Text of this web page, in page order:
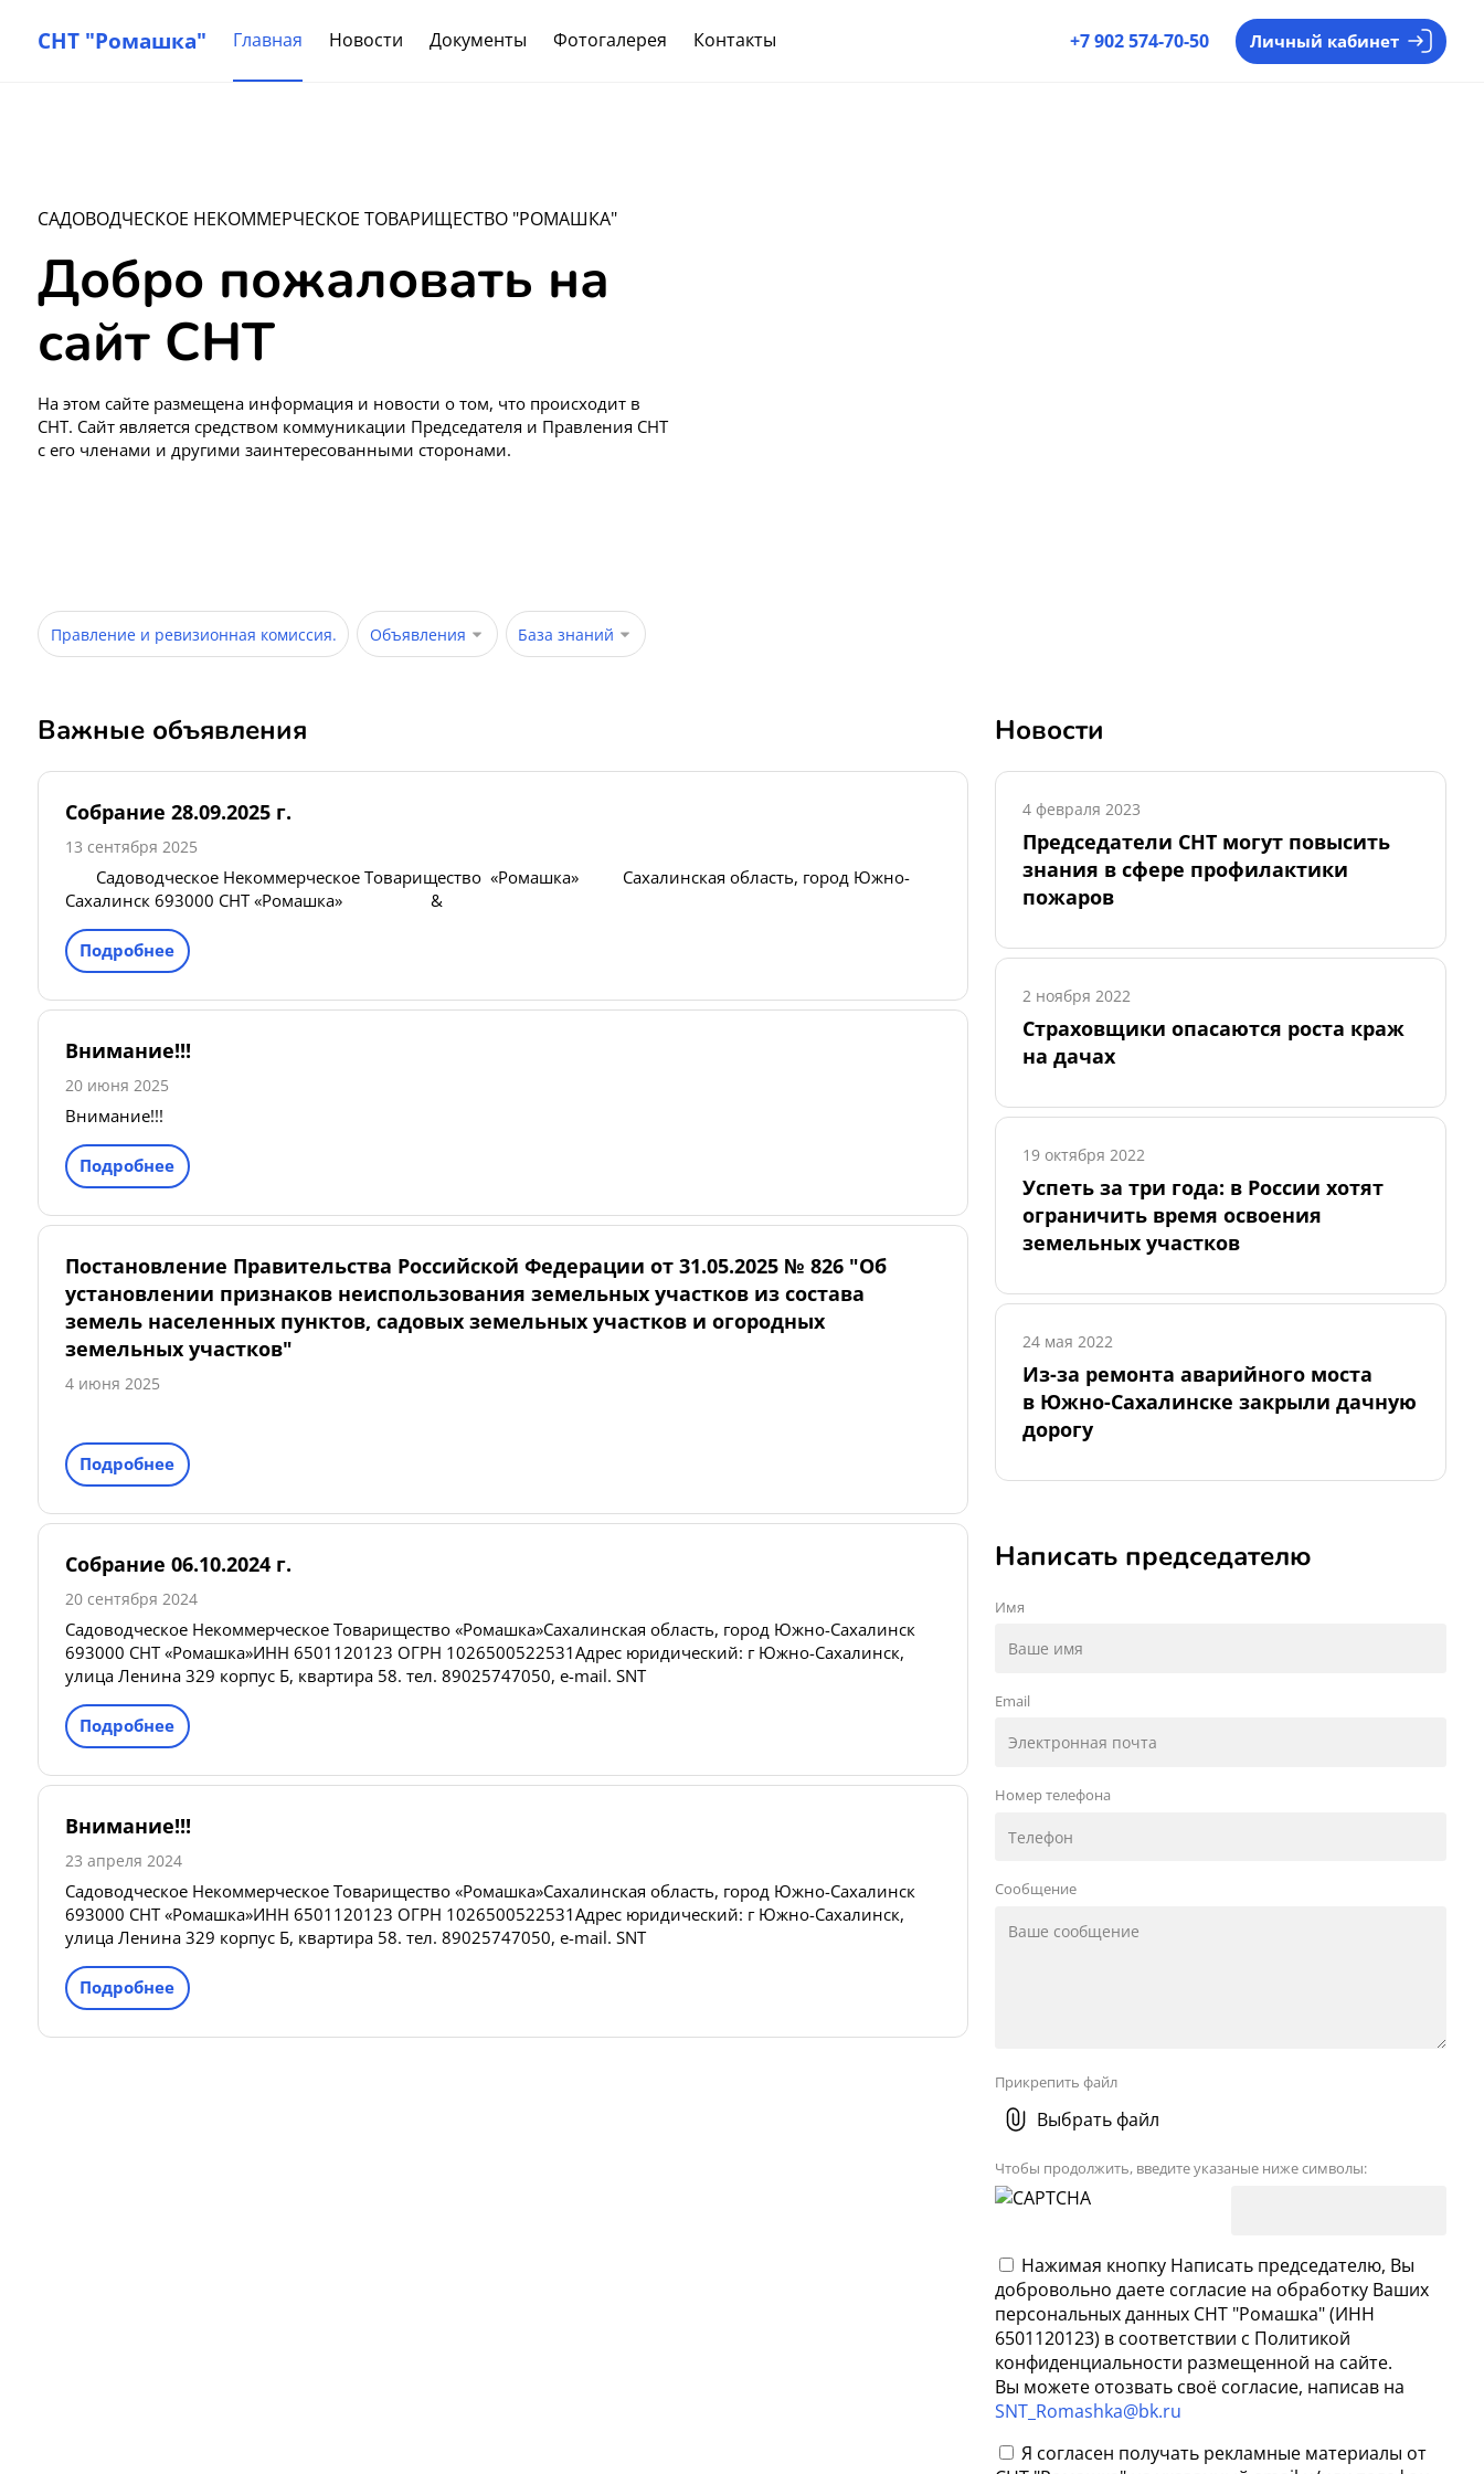
СНТ "Ромашка" Главная Новости Документы Фотогалерея Контакты +7 902 574-70-50 Личный кабинет
САДОВОДЧЕСКОЕ НЕКОММЕРЧЕСКОЕ ТОВАРИЩЕСТВО "РОМАШКА"
Добро пожаловать на
сайт СНТ
На этом сайте размещена информация и новости о том, что происходит в
СНТ. Сайт является средством коммуникации Председателя и Правления СНТ
с его членами и другими заинтересованными сторонами.
Правление и ревизионная комиссия. Объявления База знаний
Важные объявления
Собрание 28.09.2025 г.
13 сентября 2025
Садоводческое Некоммерческое Товарищество «Ромашка» Сахалинская область, город Южно-
Сахалинск 693000 СНТ «Ромашка» &
Подробнее
Внимание!!!
20 июня 2025
Внимание!!!
Подробнее
Постановление Правительства Российской Федерации от 31.05.2025 № 826 "Об
установлении признаков неиспользования земельных участков из состава
земель населенных пунктов, садовых земельных участков и огородных
земельных участков"
4 июня 2025
Подробнее
Собрание 06.10.2024 г.
20 сентября 2024
Садоводческое Некоммерческое Товарищество «Ромашка»Сахалинская область, город Южно-Сахалинск
693000 СНТ «Ромашка»ИНН 6501120123 ОГРН 1026500522531Адрес юридический: г Южно-Сахалинск,
улица Ленина 329 корпус Б, квартира 58. тел. 89025747050, e-mail. SNT
Подробнее
Внимание!!!
23 апреля 2024
Садоводческое Некоммерческое Товарищество «Ромашка»Сахалинская область, город Южно-Сахалинск
693000 СНТ «Ромашка»ИНН 6501120123 ОГРН 1026500522531Адрес юридический: г Южно-Сахалинск,
улица Ленина 329 корпус Б, квартира 58. тел. 89025747050, e-mail. SNT
Подробнее
Новости
4 февраля 2023
Председатели СНТ могут повысить
знания в сфере профилактики
пожаров
2 ноября 2022
Страховщики опасаются роста краж
на дачах
19 октября 2022
Успеть за три года: в России хотят
ограничить время освоения
земельных участков
24 мая 2022
Из-за ремонта аварийного моста
в Южно-Сахалинске закрыли дачную
дорогу
Написать председателю
Имя
Email
Номер телефона
Сообщение
Прикрепить файл
Выбрать файл
Чтобы продолжить, введите указаные ниже символы:
Нажимая кнопку Написать председателю, Вы
добровольно даете согласие на обработку Ваших
персональных данных СНТ "Ромашка" (ИНН
6501120123) в соответствии с Политикой
конфиденциальности размещенной на сайте.
Вы можете отозвать своё согласие, написав на
SNT_Romashka@bk.ru
Я согласен получать рекламные материалы от